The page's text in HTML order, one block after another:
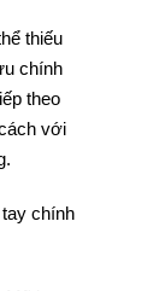
thiếu
chính
theo
với
chính